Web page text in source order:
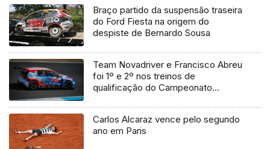
Braço partido da suspensão traseira
do Ford Fiesta na origem do
despiste de Bernardo Sousa
Team Novadriver e Francisco Abreu
foi 1º e 2º nos treinos de
qualificação do Campeonato
Carlos Alcaraz vence pelo segundo
ano em Paris